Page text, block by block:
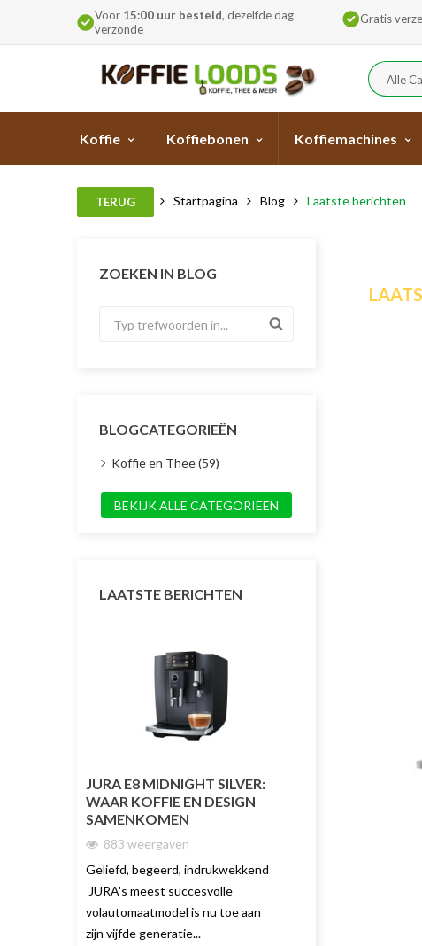
Voor 15:00 uur besteld, dezelfde dag
verzonde
Gratis
Alle
Koffie Koffiebonen Koffiemachines
TERUG Startpagina Blog Laatste berichten
ZOEKEN IN BLOG
BLOGCATEGORIEËN
Koffie en Thee (59)
BEKIJK ALLE CATEGORIEËN
LAATSTE BERICHTEN
JURA E8 MIDNIGHT SILVER:
WAAR KOFFIE EN DESIGN
SAMENKOMEN
883 weergaven
Geliefd, begeerd, indrukwekkend
JURA's meest succesvolle
volautomaatmodel is nu toe aan
zijn vijfde generatie...
JURA J10 TWIN
De JURA J10 Twin
koffiemachine voor
keuze en gemak.